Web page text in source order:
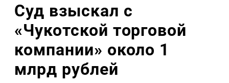
Суд взыскал с
«Чукотской торговой
компании» около 1
млрд рублей